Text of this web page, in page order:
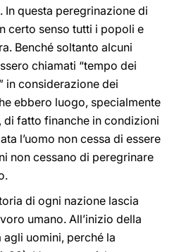
In questa peregrinazione di
certo senso tutti i popoli e
Benché soltanto alcuni
chiamati “tempo dei
in considerazione dei
ebbero luogo, specialmente
di fatto finanche in condizioni
l’uomo non cessa di essere
non cessano di peregrinare
di ogni nazione lascia
umano. All’inizio della
uomini, perché la